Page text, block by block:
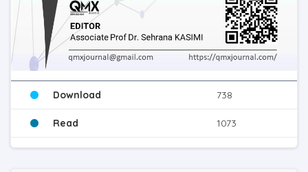
Download 738
Read 1073